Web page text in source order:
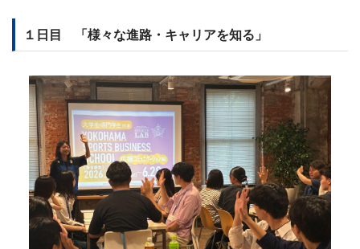
１日目 「様々な進路・キャリアを知る」